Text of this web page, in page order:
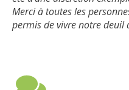
Merci à toutes les
permis de vivre notre deuil